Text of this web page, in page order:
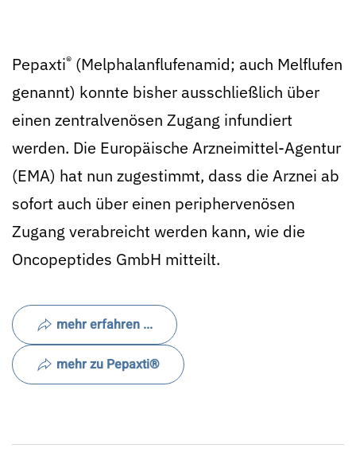
Pepaxti® (Melphalanflufenamid; auch Melflufen
genannt) konnte bisher ausschließlich über
einen zentralvenösen Zugang infundiert
werden. Die Europäische Arzneimittel-Agentur
(EMA) hat nun zugestimmt, dass die Arznei ab
sofort auch über einen periphervenösen
Zugang verabreicht werden kann, wie die
Oncopeptides GmbH mitteilt.
mehr erfahren ...
mehr zu Pepaxti®